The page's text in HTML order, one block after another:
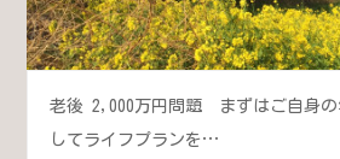
老後 2,000万円問題 まずはご自身の
してライフプランを…